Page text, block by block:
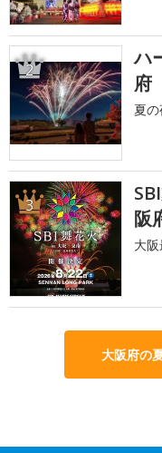
2
ハ
府
夏
3
阪
大
大阪府の